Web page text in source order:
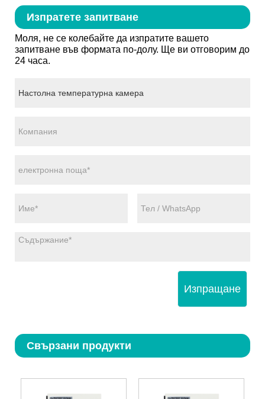
Изпратете запитване
Моля, не се колебайте да изпратите вашето
запитване във формата по-долу. Ще ви отговорим до
24 часа.
Изпращане
Свързани продукти